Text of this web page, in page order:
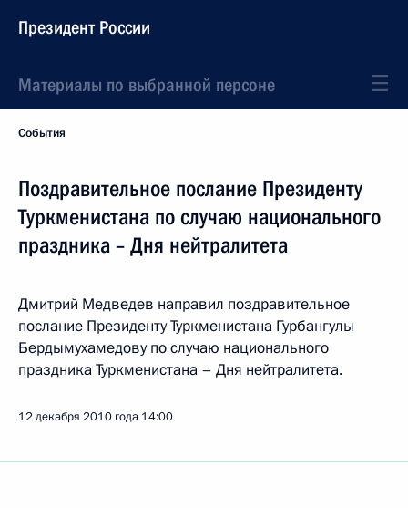
Президент России
Материалы по выбранной персоне
События
Поздравительное послание Президенту
Туркменистана по случаю национального
праздника – Дня нейтралитета
Дмитрий Медведев направил поздравительное
послание Президенту Туркменистана Гурбангулы
Бердымухамедову по случаю национального
праздника Туркменистана – Дня нейтралитета.
12 декабря 2010 года 14:00